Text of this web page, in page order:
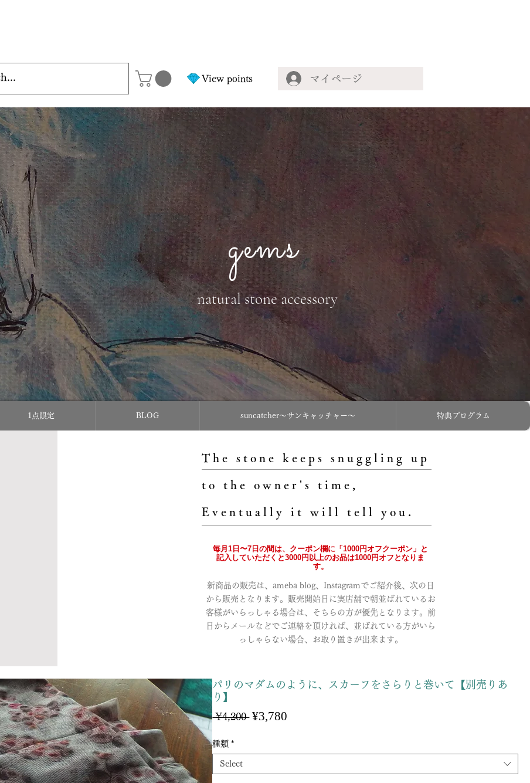
マイページ
View points
gems
natural stone accessory
1点限定 BLOG suncatcher〜サンキャッチャー〜 特典プログラム
The stone keeps snuggling up
to the owner's time,
Eventually it will tell you.
毎月1日〜7日の間は、クーポン欄に「1000円オフクーポン」と
記入していただくと3000円以上のお品は1000円オフとなりま
す。
新商品の販売は、ameba blog、Instagramでご紹介後、次の日
から販売となります。販売開始日に実店舗で朝並ばれているお
客様がいらっしゃる場合は、そちらの方が優先となります。前
日からメールなどでご連絡を頂ければ、並ばれている方がいら
っしゃらない場合、お取り置きが出来ます。
パリのマダムのように、スカーフをさらりと巻いて【別売りあ
り】
¥4,200 Regular
¥3,780
種類 *
Select